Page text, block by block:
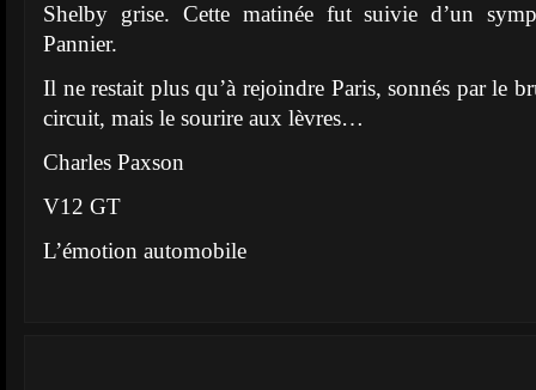
Shelby grise. Cette matinée fut suivie d’un
Pannier.
Il ne restait plus qu’à rejoindre Paris, sonnés par le
circuit, mais le sourire aux lèvres…
Charles Paxson
V12 GT
L’émotion automobile